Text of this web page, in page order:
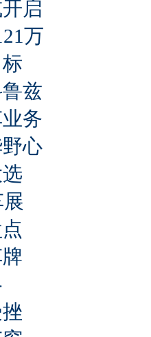
启
万
兹
务
心